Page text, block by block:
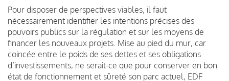
Pour disposer de perspectives viables, il faut
nécessairement identifier les intentions précises des
pouvoirs publics sur la régulation et sur les moyens de
financer les nouveaux projets. Mise au pied du mur, car
coincée entre le poids de ses dettes et ses obligations
d’investissements, ne serait-ce que pour conserver en bon
état de fonctionnement et sûreté son parc actuel, EDF